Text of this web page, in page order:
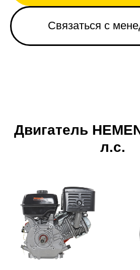
Связаться с
Двигатель
л.с.